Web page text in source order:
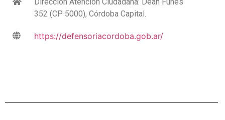
352 (CP 5000), Córdoba Capital.
https://defensoriacordoba.gob.ar/